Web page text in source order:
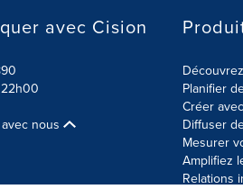
avec Cision
nous
Planifier
Créer
Diffuser
Mesurer
Amplifiez
Relations